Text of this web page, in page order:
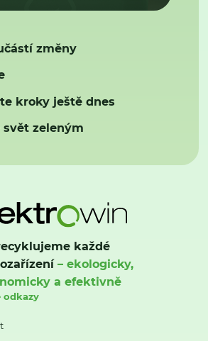
změny
kroky ještě dnes
svět zeleným
každé
– ekologicky,
a efektivně
odkazy